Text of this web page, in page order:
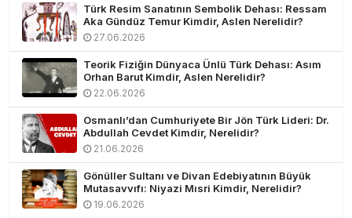
Türk Resim Sanatının Sembolik Dehası: Ressam
Aka Gündüz Temur Kimdir, Aslen Nerelidir?
27.06.2026
Teorik Fiziğin Dünyaca Ünlü Türk Dehası: Asım
Orhan Barut Kimdir, Aslen Nerelidir?
22.06.2026
Osmanlı’dan Cumhuriyete Bir Jön Türk Lideri: Dr.
Abdullah Cevdet Kimdir, Nerelidir?
21.06.2026
Gönüller Sultanı ve Divan Edebiyatının Büyük
Mutasavvıfı: Niyazi Mısri Kimdir, Nerelidir?
19.06.2026